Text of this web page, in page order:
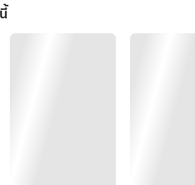
ก็อยู่ได้ เข้าใจมะ แต่ถ้าไม่มีเงินมันเศร้า